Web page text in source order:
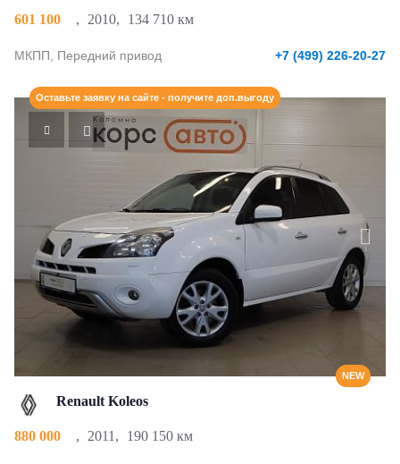
601 100 , 2010, 134 710 км
МКПП, Передний привод +7 (499) 226-20-27
NEW
Оставьте заявку на сайте - получите доп.выгоду
Renault Koleos
880 000 , 2011 , 190 150 км